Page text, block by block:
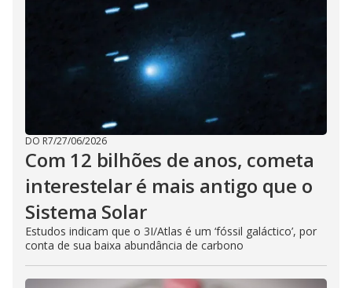
DO R7/27/06/2026
Com 12 bilhões de anos, cometa
interestelar é mais antigo que o
Sistema Solar
Estudos indicam que o 3I/Atlas é um ‘fóssil galáctico’, por
conta de sua baixa abundância de carbono